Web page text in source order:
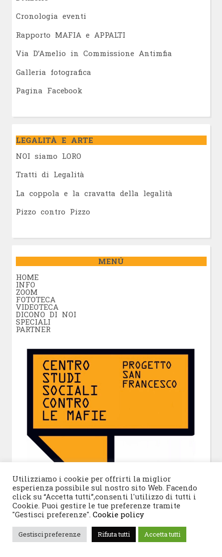
Cronologia eventi
Rapporto MAFIA e APPALTI
Via D’Amelio in Commissione Antimfia
Galleria fotografica
Pagina Facebook
LEGALITÀ E ARTE
NOI siamo LORO
Tratti di Legalità
La coppola e la cravatta della legalità
Pizzo contro Pizzo
MENÚ
HOME
INFO
ZOOM
FOTOTECA
VIDEOTECA
DICONO DI NOI
SPECIALI
PARTNER
Utilizziamo i cookie per offrirti la miglior
esperienza possibile sul nostro sito Web. Facendo
click su “Accetta tutti”,consenti l'utilizzo di tutti i
Cookie. Puoi gestire le tue preferenze tramite
"Gestisci preferenze". Cookie policy
Gestisci preferenze Rifiuta tutti Accetta tutti